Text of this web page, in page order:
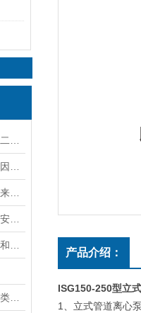
产品介绍：
ISG150-250型立
1 、立式管道离心